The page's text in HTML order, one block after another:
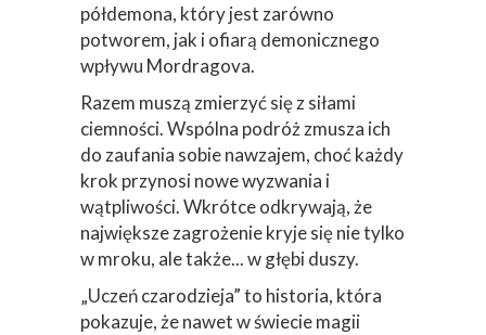
półdemona, który jest zarówno
potworem, jak i ofiarą demonicznego
wpływu Mordragova.
Razem muszą zmierzyć się z siłami
ciemności. Wspólna podróż zmusza ich
do zaufania sobie nawzajem, choć każdy
krok przynosi nowe wyzwania i
wątpliwości. Wkrótce odkrywają, że
największe zagrożenie kryje się nie tylko
w mroku, ale także... w głębi duszy.
„Uczeń czarodzieja” to historia, która
pokazuje, że nawet w świecie magii